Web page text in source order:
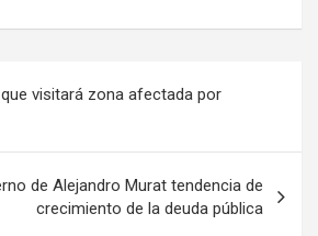
visitará zona afectada por
de Alejandro Murat tendencia de
crecimiento de la deuda pública